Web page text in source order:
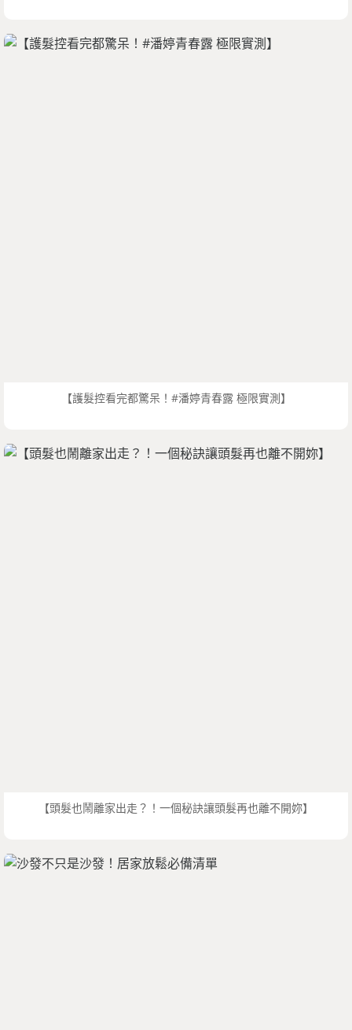
【護髮控看完都驚呆！#潘婷青春露 極限實測】
【頭髮也鬧離家出走？！一個秘訣讓頭髮再也離不開妳】